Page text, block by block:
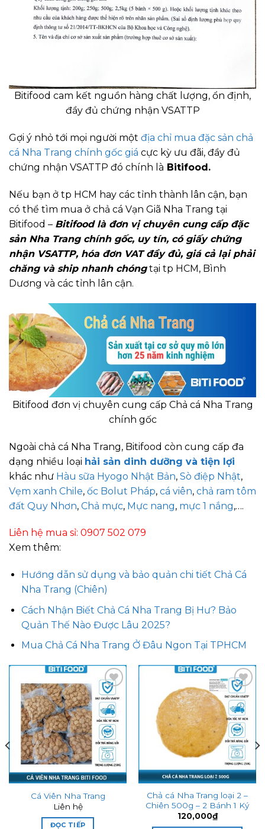
Bitifood cam kết nguồn hàng chất lượng, ổn định,
đầy đủ chứng nhận VSATTP
Gợi ý nhỏ tới mọi người một địa chỉ mua đặc sản chả
cá Nha Trang chính gốc giá cực kỳ ưu đãi, đầy đủ
chứng nhận VSATTP đó chính là Bitifood.
Nếu bạn ở tp HCM hay các tỉnh thành lân cận, bạn
có thể tìm mua ở chả cá Vạn Giã Nha Trang tại
Bitifood – Bitifood là đơn vị chuyên cung cấp đặc
sản Nha Trang chính gốc, uy tín, có giấy chứng
nhận VSATTP, hóa đơn VAT đầy đủ, giá cả lại phải
chăng và ship nhanh chóngtại tp HCM, Bình
Dương và các tỉnh lân cận.
Bitifood đơn vị chuyên cung cấp Chả cá Nha Trang
chính gốc
Ngoài chả cá Nha Trang, Bitifood còn cung cấp đa
dạng nhiều loại hải sản dinh dưỡng và tiện lợi
khác như Hàu sữa Hyogo Nhật Bản, Sò điệp Nhật,
Vẹm xanh Chile, ốc Bolut Pháp, cá viên, chả ram tôm
đất Quy Nhơn, Chả mực, Mực nang, mực 1 nắng,….
Liên hệ mua sỉ: 0907 502 079
Xem thêm:
Hướng dẫn sử dụng và bảo quản chi tiết Chả Cá
Nha Trang (Chiên)
Cách Nhận Biết Chả Cá Nha Trang Bị Hư? Bảo
Quản Thế Nào Được Lâu 2025?
Mua Chả Cá Nha Trang Ở Đâu Ngon Tại TPHCM
Add to
wishlist
Cá Viên Nha Trang
Liên hệ
ĐỌC TIẾP
Add to
wishlist
Chả cá Nha Trang loại 2 –
Chiên 500g – 2 Bánh 1 Ký
120,000₫